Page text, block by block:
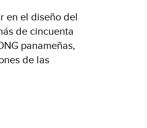
en el diseño del
de cincuenta
panameñas,
de las